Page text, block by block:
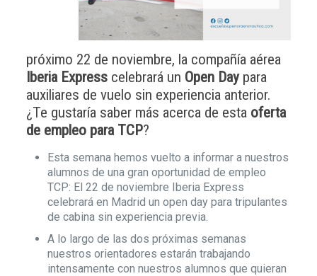
próximo 22 de noviembre, la compañía aérea
Iberia Expresscelebrará un Open Daypara
auxiliares de vuelo sin experiencia anterior.
¿Te gustaría saber más acerca de esta oferta
de empleo para TCP?
Esta semana hemos vuelto a informar a nuestros
alumnos de una gran oportunidad de empleo
TCP: El 22 de noviembre Iberia Express
celebrará en Madrid un open day para tripulantes
de cabina sin experiencia previa.
A lo largo de las dos próximas semanas
nuestros orientadores estarán trabajando
intensamente con nuestros alumnos que quieran